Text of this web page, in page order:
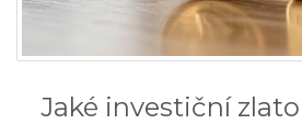
Jaké investiční